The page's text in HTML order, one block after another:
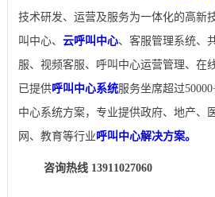
技术研发、运营及服务为一体化的高新
叫中心、 云呼叫中心、客服管理系统、
服、视频客服、呼叫中心运营管理、在
已提供呼叫中心系统服务坐席超过
中心系统方案，专业提供政府、地产、
网、教育等行业呼叫中心解决方案。
咨询热线 13911027060